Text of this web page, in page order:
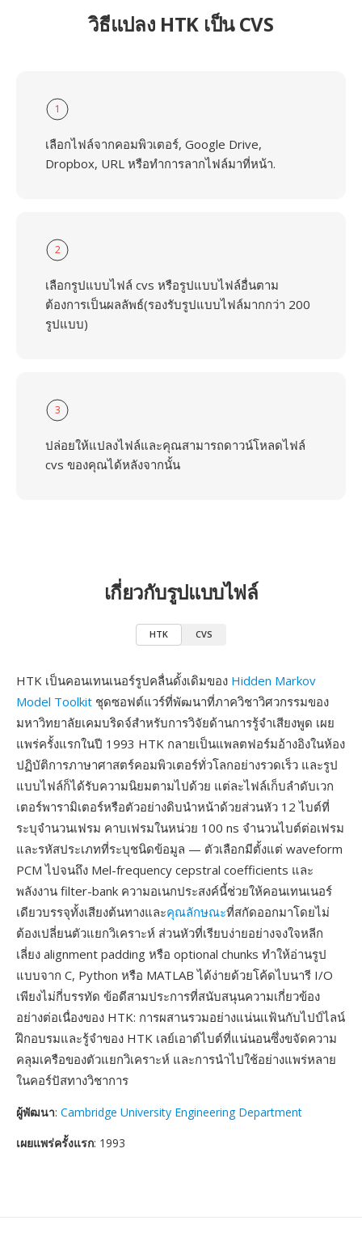
วิธีแปลง HTK เป็น CVS
1
เลือกไฟล์จากคอมพิวเตอร์, Google Drive,
Dropbox, URL หรือทำการลากไฟล์มาที่หน้า.
2
เลือกรูปแบบไฟล์ cvs หรือรูปแบบไฟล์อื่นตาม
ต้องการเป็นผลลัพธ์(รองรับรูปแบบไฟล์มากกว่า 200
รูปแบบ)
3
ปล่อยให้แปลงไฟล์และคุณสามารถดาวน์โหลดไฟล์
cvs ของคุณได้หลังจากนั้น
เกี่ยวกับรูปแบบไฟล์
HTK CVS
HTK เป็นคอนเทนเนอร์รูปคลื่นดั้งเดิมของ Hidden Markov
Model Toolkit ชุดซอฟต์แวร์ที่พัฒนาที่ภาควิชาวิศวกรรมของ
มหาวิทยาลัยเคมบริดจ์สำหรับการวิจัยด้านการรู้จำเสียงพูด เผย
แพร่ครั้งแรกในปี 1993 HTK กลายเป็นแพลตฟอร์มอ้างอิงในห้อง
ปฏิบัติการภาษาศาสตร์คอมพิวเตอร์ทั่วโลกอย่างรวดเร็ว และรูป
แบบไฟล์ก็ได้รับความนิยมตามไปด้วย แต่ละไฟล์เก็บลำดับเวก
เตอร์พารามิเตอร์หรือตัวอย่างดิบนำหน้าด้วยส่วนหัว 12 ไบต์ที่
ระบุจำนวนเฟรม คาบเฟรมในหน่วย 100 ns จำนวนไบต์ต่อเฟรม
และรหัสประเภทที่ระบุชนิดข้อมูล — ตัวเลือกมีตั้งแต่ waveform
PCM ไปจนถึง Mel-frequency cepstral coefficients และ
พลังงาน filter-bank ความอเนกประสงค์นี้ช่วยให้คอนเทนเนอร์
เดียวบรรจุทั้งเสียงต้นทางและคุณลักษณะที่สกัดออกมาโดยไม่
ต้องเปลี่ยนตัวแยกวิเคราะห์ ส่วนหัวที่เรียบง่ายอย่างจงใจหลีก
เลี่ยง alignment padding หรือ optional chunks ทำให้อ่านรูป
แบบจาก C, Python หรือ MATLAB ได้ง่ายด้วยโค้ดไบนารี I/O
เพียงไม่กี่บรรทัด ข้อดีสามประการที่สนับสนุนความเกี่ยวข้อง
อย่างต่อเนื่องของ HTK: การผสานรวมอย่างแน่นแฟ้นกับไปป์ไลน์
ฝึกอบรมและรู้จำของ HTK เลย์เอาต์ไบต์ที่แน่นอนซึ่งขจัดความ
คลุมเครือของตัวแยกวิเคราะห์ และการนำไปใช้อย่างแพร่หลาย
ในคอร์ปัสทางวิชาการ
ผู้พัฒนา: Cambridge University Engineering Department
เผยแพร่ครั้งแรก: 1993